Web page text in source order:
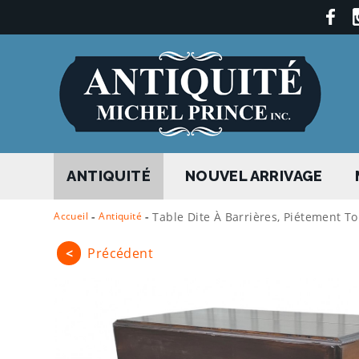
ANTIQUITÉ NOUVEL ARRIVAGE
Accueil - Antiquité - Table Dite À Barrières, Piétement
< Précédent